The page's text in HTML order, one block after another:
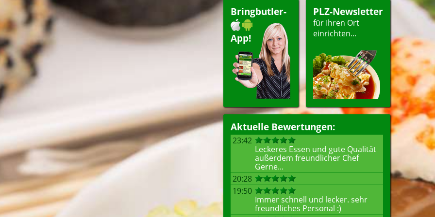
Bringbutler-
App!
PLZ-Newsletter
für Ihren Ort
einrichten...
Aktuelle Bewertungen:
23:42
Leckeres Essen und gute Qualität
außerdem freundlicher Chef
Gerne...
20:28
19:50
Immer schnell und lecker. sehr
freundliches Personal :)